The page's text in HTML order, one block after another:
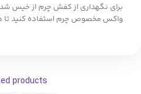
برای نگهداری از کفش چرم از خیس
واکس مخصوص چرم استفاده کنید تا
products